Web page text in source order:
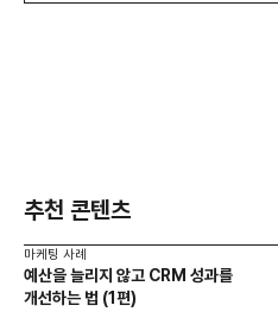
추천 콘텐츠
마케팅 사례
예산을 늘리지 않고 CRM 성과를
개선하는 법 (1편)